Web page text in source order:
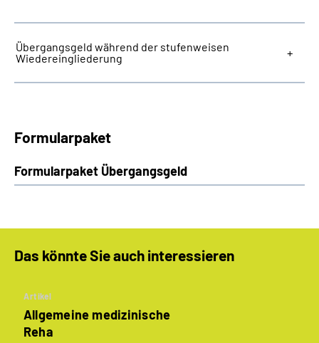
Übergangsgeld während der stufenweisen
Wiedereingliederung
Formularpaket
Formularpaket Übergangsgeld
Das könnte Sie auch interessieren
Artikel
Allgemeine medizinische
Reha